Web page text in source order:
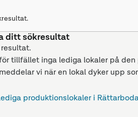
ditt sökresultat
tillfället inga lediga lokaler på
vi när en lokal dyker upp
produktionslokaler i